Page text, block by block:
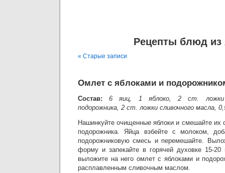
Рецепты блюд из
« Старые записи
Омлет с яблоками и
Состав:6 яиц, 1 яблоко, 2 ст. ложки
подорожника, 2 ст. ложки сливочного масла,
Нашинкуйте очищенные яблоки и смешайте их
подорожника. Яйца взбейте с молоком,
подорожниковую смесь и перемешайте.
форму и запекайте в горячей духовке 15-20
выложите на него омлет с яблоками и
расплавленным сливочным маслом.